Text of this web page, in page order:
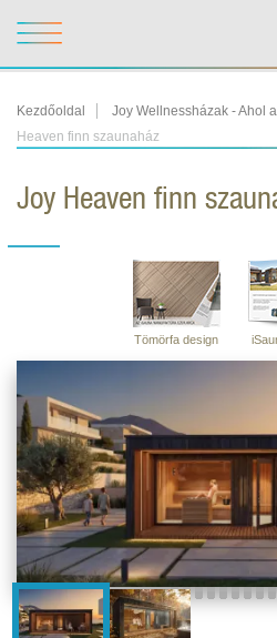
Kezdőoldal Joy Wellnessházak - Ahol
Heaven finn szaunaház
Joy Heaven finn
Tömörfa design